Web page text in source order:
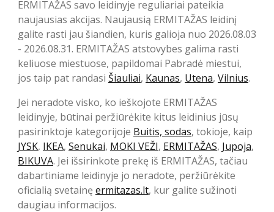
ERMITAŽAS savo leidinyje reguliariai pateikia
naujausias akcijas. Naujausią ERMITAŽAS leidinį
galite rasti jau šiandien, kuris galioja nuo 2026.08.03
- 2026.08.31. ERMITAŽAS atstovybes galima rasti
keliuose miestuose, papildomai Pabradė miestui,
jos taip pat randasi Šiauliai, Kaunas, Utena, Vilnius.
Jei neradote visko, ko ieškojote ERMITAŽAS
leidinyje, būtinai peržiūrėkite kitus leidinius jūsų
pasirinktoje kategorijoje Buitis, sodas, tokioje, kaip
JYSK, IKEA, Senukai, MOKI VEŽI, ERMITAŽAS, Jupoja,
BIKUVA. Jei išsirinkote prekę iš ERMITAŽAS, tačiau
dabartiniame leidinyje jo neradote, peržiūrėkite
oficialią svetainę ermitazas.lt, kur galite sužinoti
daugiau informacijos.